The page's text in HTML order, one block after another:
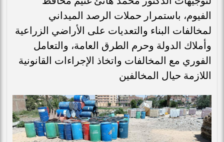
الفيوم، باستمرار حملات الرصد الميداني
لمخالفات البناء والتعديات على الأراضي الزراعية
وأملاك الدولة وحرم الطرق العامة، والتعامل
الفوري مع المخالفات واتخاذ الإجراءات القانونية
اللازمة حيال المخالفين